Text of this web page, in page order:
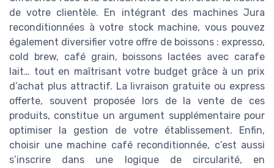
de votre clientèle. En intégrant des machines Jura
reconditionnées à votre stock machine, vous pouvez
également diversifier votre offre de boissons : expresso,
cold brew, café grain, boissons lactées avec carafe
lait… tout en maîtrisant votre budget grâce à un prix
d’achat plus attractif. La livraison gratuite ou express
offerte, souvent proposée lors de la vente de ces
produits, constitue un argument supplémentaire pour
optimiser la gestion de votre établissement. Enfin,
choisir une machine café reconditionnée, c’est aussi
s’inscrire dans une logique de circularité, en